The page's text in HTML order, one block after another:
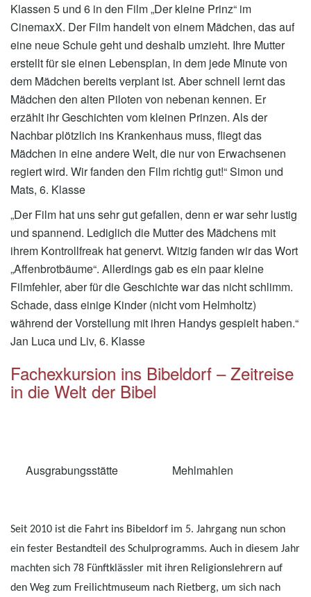
Klassen 5 und 6 in den Film „Der kleine Prinz“ im
CinemaxX. Der Film handelt von einem Mädchen, das auf
eine neue Schule geht und deshalb umzieht. Ihre Mutter
erstellt für sie einen Lebensplan, in dem jede Minute von
dem Mädchen bereits verplant ist. Aber schnell lernt das
Mädchen den alten Piloten von nebenan kennen. Er
erzählt ihr Geschichten vom kleinen Prinzen. Als der
Nachbar plötzlich ins Krankenhaus muss, fliegt das
Mädchen in eine andere Welt, die nur von Erwachsenen
regiert wird. Wir fanden den Film richtig gut!“ Simon und
Mats, 6. Klasse
„Der Film hat uns sehr gut gefallen, denn er war sehr lustig
und spannend. Lediglich die Mutter des Mädchens mit
ihrem Kontrollfreak hat genervt. Witzig fanden wir das Wort
„Affenbrotbäume“. Allerdings gab es ein paar kleine
Filmfehler, aber für die Geschichte war das nicht schlimm.
Schade, dass einige Kinder (nicht vom Helmholtz)
während der Vorstellung mit ihren Handys gespielt haben.“
Jan Luca und Liv, 6. Klasse
Fachexkursion ins Bibeldorf – Zeitreise
in die Welt der Bibel
Ausgrabungsstätte Mehlmahlen
Seit 2010 ist die Fahrt ins Bibeldorf im 5. Jahrgang nun schon
ein fester Bestandteil des Schulprogramms. Auch in diesem Jahr
machten sich 78 Fünftklässler mit ihren Religionslehrern auf
den Weg zum Freilichtmuseum nach Rietberg, um sich nach